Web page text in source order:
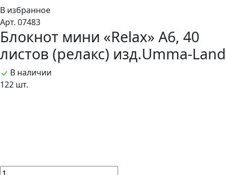
В избранное
Арт. 07483
Блокнот мини «Relax» А6, 40
листов (релакс) изд.Umma-Land
В наличии
122 шт.